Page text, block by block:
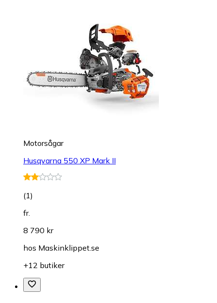
Motorsågar
Husqvarna 550 XP Mark II
(1)
fr.
8 790 kr
hos Maskinklippet.se
+12 butiker